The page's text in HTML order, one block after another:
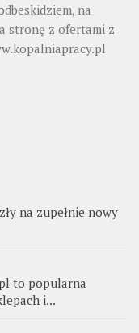
na
stronę z ofertami z
na zupełnie nowy
to popularna
i...